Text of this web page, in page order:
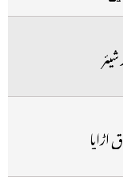
اڑایا